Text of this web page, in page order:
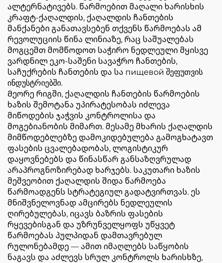
ალტერნატივებს. წარმოებით მაღალი ხარისხის
კრაფტ-ქაღალდის, ქაღალდის ჩანთების
მანქანები განათავსებენ თქვენს წარმოებას ამ
რევოლუციის წინა ლინიაზე, რაც საშუალებას
მოგცემთ მომწოდოთ საჭირო ნედლეული მყისვე
ვარდნილ ეკო-საშენი სავაჭრო ჩანთების,
საჩუქრების ჩანთების და სა пищевой შეფუთვის
ინდუსტრიებში.
Მეორე რიგში, ქაღალდის ჩანთების წარმოების
ხაზის შემოტანა უპირატესობას იძლევა
მიწოდების ჯაჭვის კონტროლისა და
მოგებიანობის მიმართ. მესამე მხარის ქაღალდის
მიმწოდებლებზე დამოკიდებულება გამოგხატავთ
ფასების ცვალებადობას, ლოგისტიკურ
დაყოვნებებს და წინასწარ განსაზღვრულად
არაპროგნოზირებად ხარჯებს. საკუთარი ხაზის
მეშვეობით ქაღალდის შიდა წარმოება
წარმოადგენს სტრატეგიულ გადატვირთვას. ეს
მნიშვნელოვნად ამცირებს ნედლეულის
ღირებულებას, იცავს ბაზრის ფასების
რყევებისგან და უზრუნველყოფს უწყვეტ
წარმოებას პულპიდან დამთავრებულ
რულონებამდე — ამით იმაღლებს საწყობის
ნაგავს და აძლევს სრულ კონტროლს ხარისხზე,